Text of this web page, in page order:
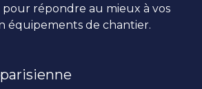
répondre au mieux à vos
équipements de chantier.